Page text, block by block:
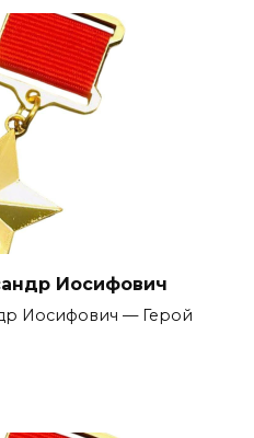
Иосифович
Иосифович — Герой